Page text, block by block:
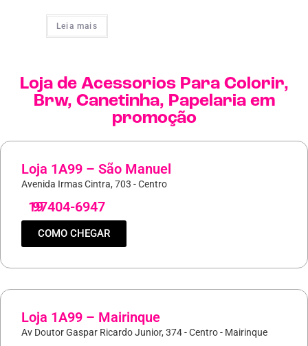
Leia mais
Loja de Acessorios Para Colorir,
Brw, Canetinha, Papelariaem
promoção
Loja 1A99 – São Manuel
Avenida Irmas Cintra, 703 - Centro
19
97404-6947
COMO CHEGAR
Loja 1A99 – Mairinque
Av Doutor Gaspar Ricardo Junior, 374 - Centro - Mairinque